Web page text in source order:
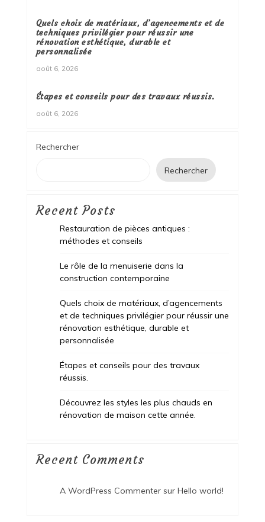
Quels choix de matériaux, d’agencements et de
techniques privilégier pour réussir une
rénovation esthétique, durable et
personnalisée
août 6, 2026
Étapes et conseils pour des travaux réussis.
août 6, 2026
Rechercher
Rechercher
Recent Posts
Restauration de pièces antiques :
méthodes et conseils
Le rôle de la menuiserie dans la
construction contemporaine
Quels choix de matériaux, d’agencements
et de techniques privilégier pour réussir une
rénovation esthétique, durable et
personnalisée
Étapes et conseils pour des travaux
réussis.
Découvrez les styles les plus chauds en
rénovation de maison cette année.
Recent Comments
A WordPress Commentersur Hello world!